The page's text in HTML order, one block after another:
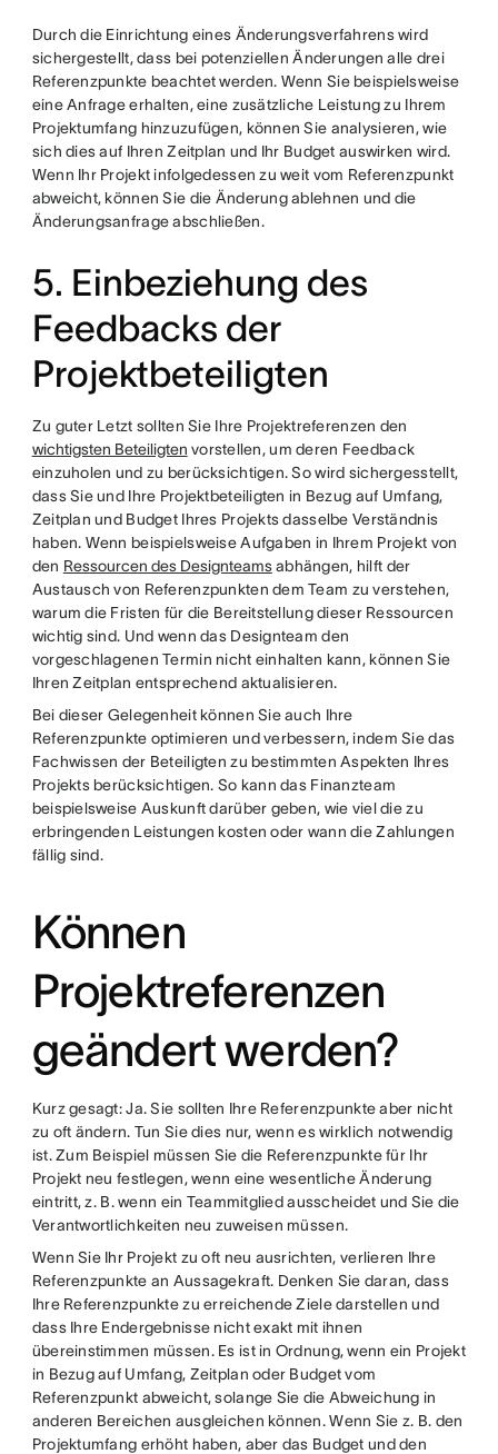
Durch die Einrichtung eines Änderungsverfahrens wird
sichergestellt, dass bei potenziellen Änderungen alle drei
Referenzpunkte beachtet werden. Wenn Sie beispielsweise
eine Anfrage erhalten, eine zusätzliche Leistung zu Ihrem
Projektumfang hinzuzufügen, können Sie analysieren, wie
sich dies auf Ihren Zeitplan und Ihr Budget auswirken wird.
Wenn Ihr Projekt infolgedessen zu weit vom Referenzpunkt
abweicht, können Sie die Änderung ablehnen und die
Änderungsanfrage abschließen.
5. Einbeziehung des
Feedbacks der
Projektbeteiligten
Zu guter Letzt sollten Sie Ihre Projektreferenzen den
wichtigsten Beteiligten vorstellen, um deren Feedback
einzuholen und zu berücksichtigen. So wird sichergesstellt,
dass Sie und Ihre Projektbeteiligten in Bezug auf Umfang,
Zeitplan und Budget Ihres Projekts dasselbe Verständnis
haben. Wenn beispielsweise Aufgaben in Ihrem Projekt von
den Ressourcen des Designteamsabhängen, hilft der
Austausch von Referenzpunkten dem Team zu verstehen,
warum die Fristen für die Bereitstellung dieser Ressourcen
wichtig sind. Und wenn das Designteam den
vorgeschlagenen Termin nicht einhalten kann, können Sie
Ihren Zeitplan entsprechend aktualisieren.
Bei dieser Gelegenheit können Sie auch Ihre
Referenzpunkte optimieren und verbessern, indem Sie das
Fachwissen der Beteiligten zu bestimmten Aspekten Ihres
Projekts berücksichtigen. So kann das Finanzteam
beispielsweise Auskunft darüber geben, wie viel die zu
erbringenden Leistungen kosten oder wann die Zahlungen
fällig sind.
Können
Projektreferenzen
geändert werden?
Kurz gesagt: Ja. Sie sollten Ihre Referenzpunkte aber nicht
zu oft ändern. Tun Sie dies nur, wenn es wirklich notwendig
ist. Zum Beispiel müssen Sie die Referenzpunkte für Ihr
Projekt neu festlegen, wenn eine wesentliche Änderung
eintritt, z. B. wenn ein Teammitglied ausscheidet und Sie die
Verantwortlichkeiten neu zuweisen müssen.
Wenn Sie Ihr Projekt zu oft neu ausrichten, verlieren Ihre
Referenzpunkte an Aussagekraft. Denken Sie daran, dass
Ihre Referenzpunkte zu erreichende Ziele darstellen und
dass Ihre Endergebnisse nicht exakt mit ihnen
übereinstimmen müssen. Es ist in Ordnung, wenn ein Projekt
in Bezug auf Umfang, Zeitplan oder Budget vom
Referenzpunkt abweicht, solange Sie die Abweichung in
anderen Bereichen ausgleichen können. Wenn Sie z. B. den
Projektumfang erhöht haben, aber das Budget und den